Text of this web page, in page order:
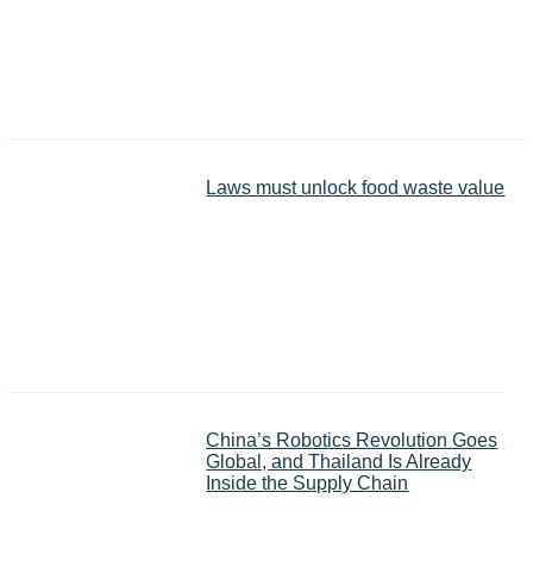
Laws must unlock food waste value
China’s Robotics Revolution Goes
Global, and Thailand Is Already
Inside the Supply Chain